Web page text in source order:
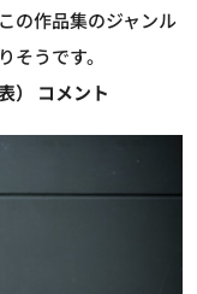
の作品集のジャンル
そうです。
） コメント